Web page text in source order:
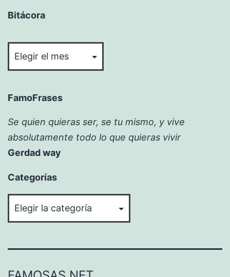
Bitácora
FamoFrases
Se quien quieras ser, se tu mismo, y vive
absolutamente todo lo que quieras vivir
Gerdad way
Categorías